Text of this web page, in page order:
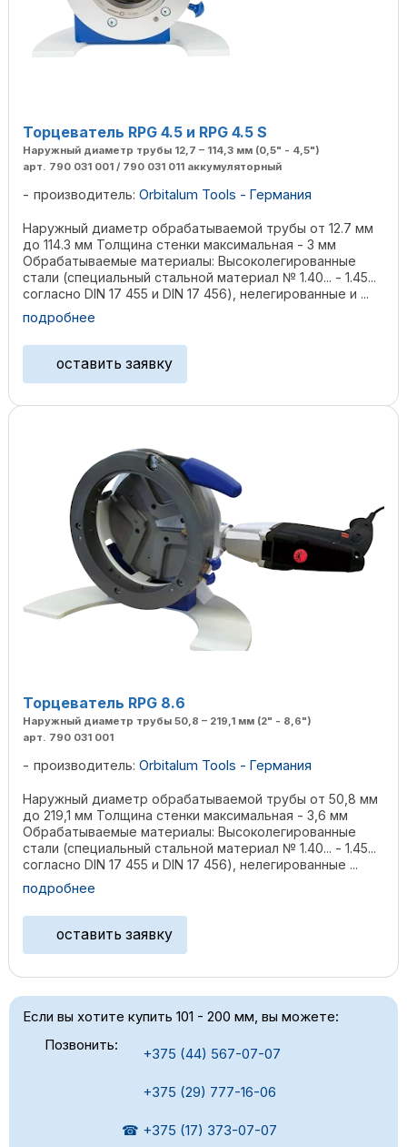
Торцеватель RPG 4.5 и RPG 4.5 S
Наружный диаметр трубы 12,7 – 114,3 мм (0,5" - 4,5")
арт. 790 031 001 / 790 031 011 аккумуляторный
производитель: Orbitalum Tools - Германия
Наружный диаметр обрабатываемой трубы от 12.7 мм
до 114.3 мм Толщина стенки максимальная - 3 мм
Обрабатываемые материалы: Высоколегированные
стали (специальный стальной материал № 1.40... - 1.45...
согласно DIN 17 455 и DIN 17 456), нелегированные и ...
подробнее
оставить заявку
Торцеватель RPG 8.6
Наружный диаметр трубы 50,8 – 219,1 мм (2" - 8,6")
арт. 790 031 001
производитель: Orbitalum Tools - Германия
Наружный диаметр обрабатываемой трубы от 50,8 мм
до 219,1 мм Толщина стенки максимальная - 3,6 мм
Обрабатываемые материалы: Высоколегированные
стали (специальный стальной материал № 1.40... - 1.45...
согласно DIN 17 455 и DIN 17 456), нелегированные ...
подробнее
оставить заявку
Если вы хотите купить 101 - 200 мм, вы можете:
Позвонить:
+375 (44) 567-07-07
+375 (29) 777-16-06
☎ +375 (17) 373-07-07